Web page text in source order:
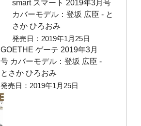
smart スマート 2019年3月号
カバーモデル：登坂 広臣 ‐ と
さか ひろおみ
発売日：2019年1月25日
GOETHE ゲーテ 2019年3月
号 カバーモデル：登坂 広臣 ‐
とさか ひろおみ
発売日：2019年1月25日